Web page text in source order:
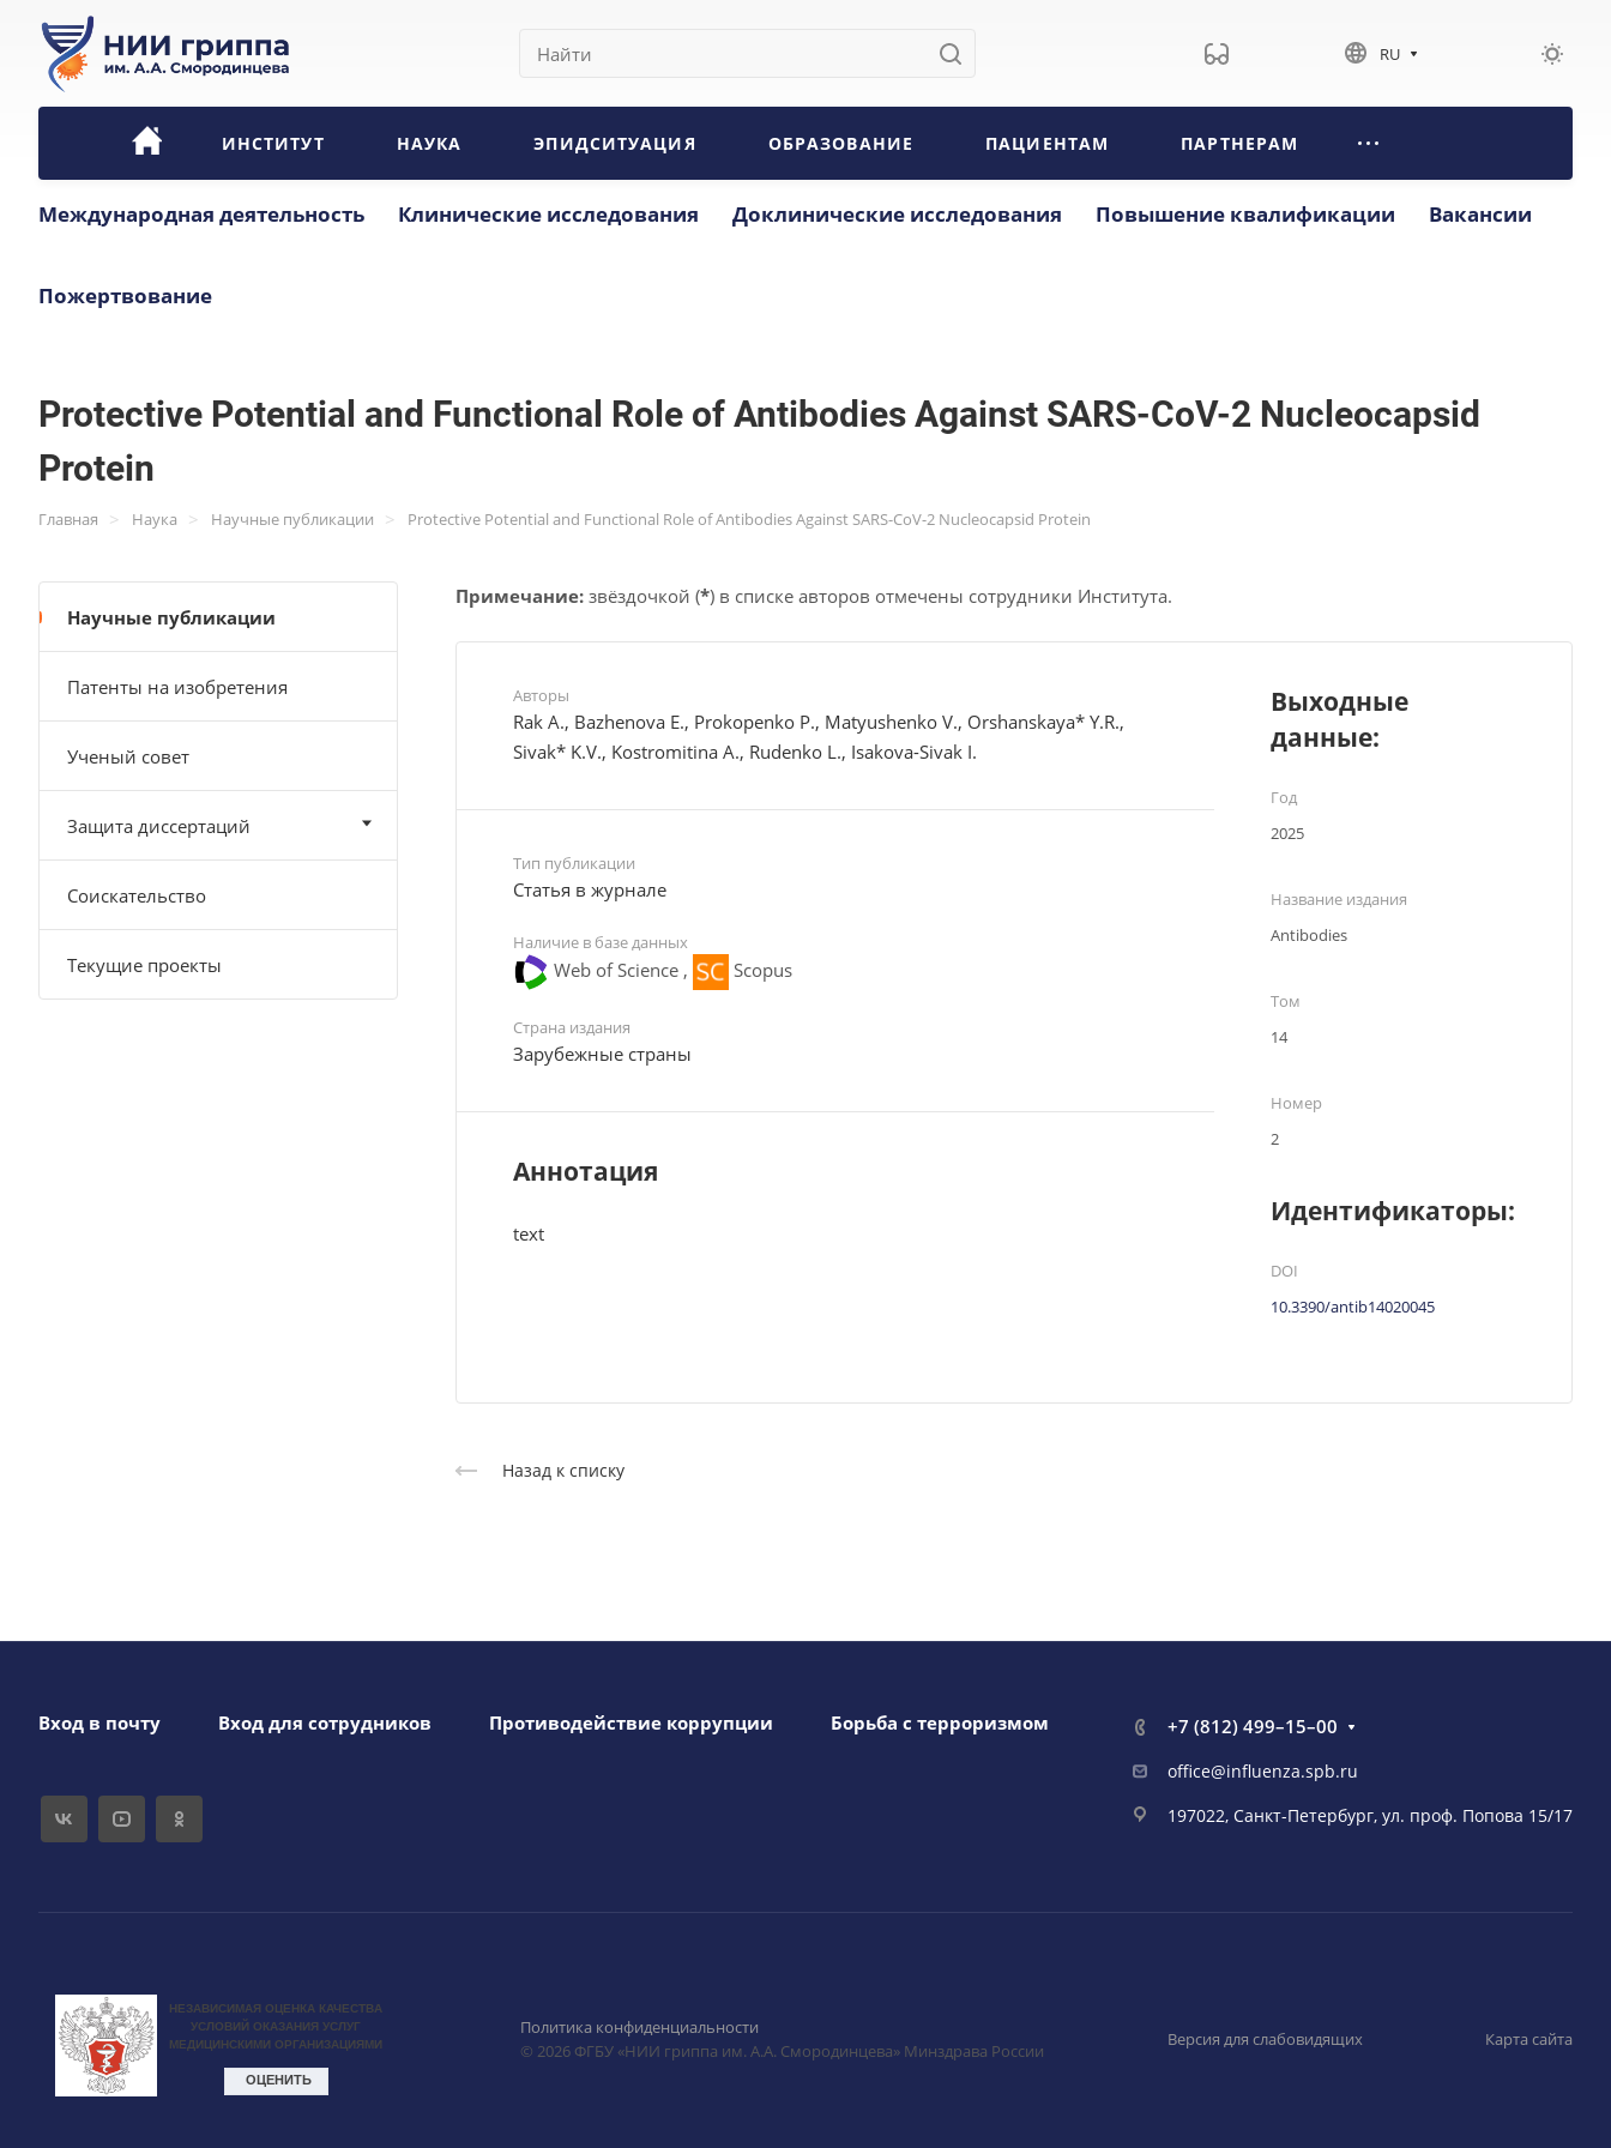
RU
ИНСТИТУТ НАУКА ЭПИДСИТУАЦИЯ ОБРАЗОВАНИЕ ПАЦИЕНТАМ ПАРТНЕРАМ
Международная деятельность Клинические исследования Доклинические исследования Повышение квалификации Вакансии
Пожертвование
Protective Potential and Functional Role of Antibodies Against SARS-CoV-2 Nucleocapsid
Protein
Главная > Наука > Научные публикации > Protective Potential and Functional Role of Antibodies Against SARS-CoV-2 Nucleocapsid Protein
Примечание: звёздочкой (*) в списке авторов отмечены сотрудники Института.
Авторы
Rak A., Bazhenova E., Prokopenko P., Matyushenko V., Orshanskaya* Y.R.,
Sivak* K.V., Kostromitina A., Rudenko L., Isakova-Sivak I.
Тип публикации
Cтатья в журнале
Наличие в базе данных
Web of Science , Scopus
Страна издания
Зарубежные страны
Аннотация
text
Выходные
данные:
Год
2025
Название издания
Antibodies
Том
14
Номер
2
Идентификаторы:
DOI
10.3390/antib14020045
Назад к списку
Научные публикации
Патенты на изобретения
Ученый совет
Защита диссертаций
Соискательство
Текущие проекты
Вход в почту Вход для сотрудников Противодействие коррупции Борьба с терроризмом +7 (812) 499–15–00
office@influenza.spb.ru
197022, Санкт-Петербург, ул. проф. Попова 15/17
Политика конфиденциальности
© 2026 ФГБУ «НИИ гриппа им. А.А. Смородинцева» Минздрава России
Версия для слабовидящих Карта сайта